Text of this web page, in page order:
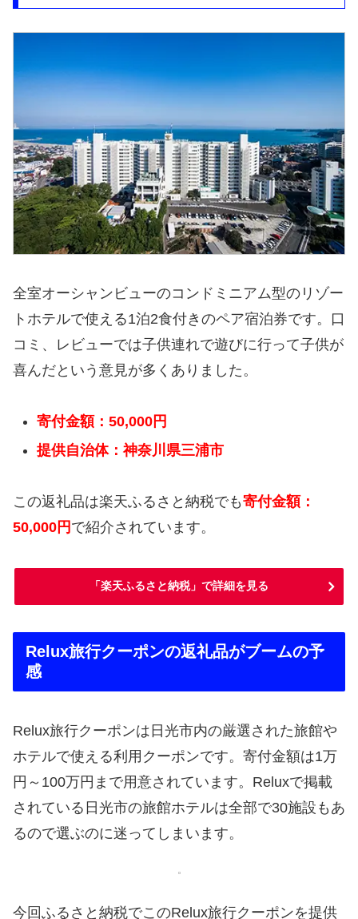
全室オーシャンビューのコンドミニアム型のリゾー
トホテルで使える1泊2食付きのペア宿泊券です。口
コミ、レビューでは子供連れで遊びに行って子供が
喜んだという意見が多くありました。
寄付金額：50,000円
提供自治体：神奈川県三浦市
この返礼品は楽天ふるさと納税でも寄付金額：
50,000円 で紹介されています。
「楽天ふるさと納税」で詳細を見る
Relux旅行クーポンの返礼品がブームの予
感
Relux旅行クーポンは日光市内の厳選された旅館や
ホテルで使える利用クーポンです。寄付金額は1万
円～100万円まで用意されています。Reluxで掲載
されている日光市の旅館ホテルは全部で30施設もあ
るので選ぶのに迷ってしまいます。
今回ふるさと納税でこのRelux旅行クーポンを提供